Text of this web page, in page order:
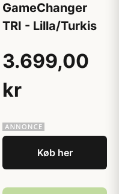
GameChanger
TRI - Lilla/Turkis
3.699,00
kr
Køb her